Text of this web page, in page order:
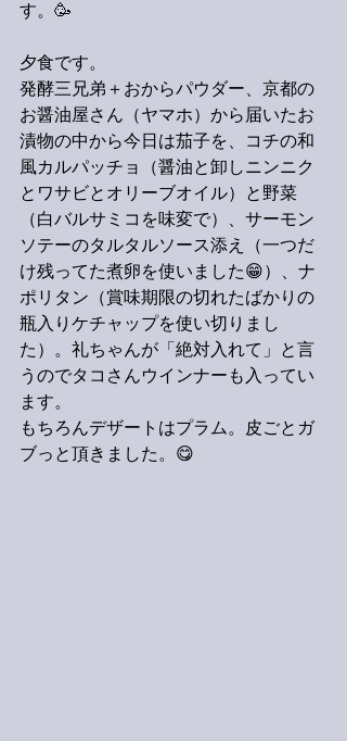
す。🥳
夕食です。
発酵三兄弟＋おからパウダー、京都の
お醤油屋さん（ヤマホ）から届いたお
漬物の中から今日は茄子を、コチの和
風カルパッチョ（醤油と卸しニンニク
とワサビとオリーブオイル）と野菜
（白バルサミコを味変で）、サーモン
ソテーのタルタルソース添え（一つだ
け残ってた煮卵を使いました😁）、ナ
ポリタン（賞味期限の切れたばかりの
瓶入りケチャップを使い切りまし
た）。礼ちゃんが「絶対入れて」と言
うのでタコさんウインナーも入ってい
ます。
もちろんデザートはプラム。皮ごとガ
ブっと頂きました。😋